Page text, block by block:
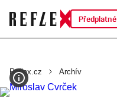
Předplatné
Reflex.cz Archív